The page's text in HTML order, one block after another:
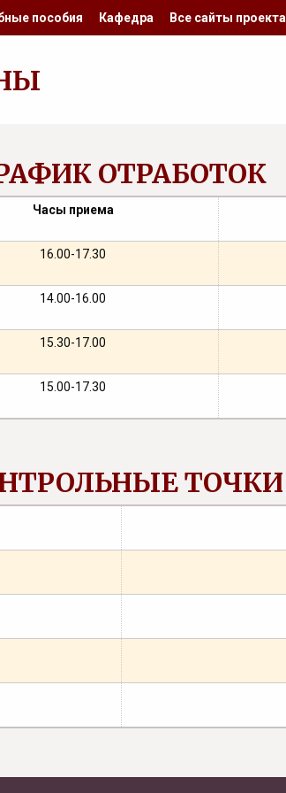
пособия Кафедра Все сайты проекта
ОТРАБОТОК
Часы приема
16.00-17.30
14.00-16.00
15.30-17.00
15.00-17.30
ТОЧКИ